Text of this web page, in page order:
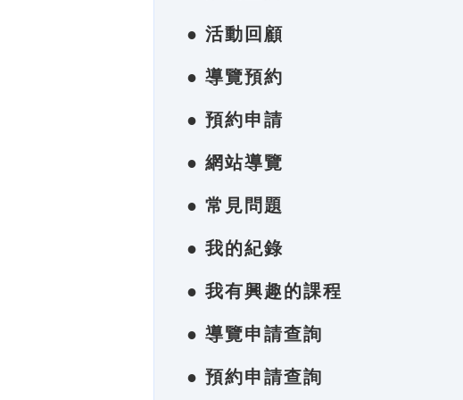
● 活動回顧
● 導覽預約
● 預約申請
● 網站導覽
● 常見問題
● 我的紀錄
● 我有興趣的課程
● 導覽申請查詢
● 預約申請查詢